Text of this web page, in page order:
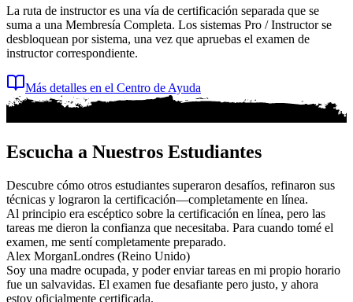
La ruta de instructor es una vía de certificación separada que se
suma a una Membresía Completa. Los sistemas Pro / Instructor se
desbloquean por sistema, una vez que apruebas el examen de
instructor correspondiente.
Más detalles en el Centro de Ayuda
Escucha a Nuestros Estudiantes
Descubre cómo otros estudiantes superaron desafíos, refinaron sus
técnicas y lograron la certificación—completamente en línea.
Al principio era escéptico sobre la certificación en línea, pero las
tareas me dieron la confianza que necesitaba. Para cuando tomé el
examen, me sentí completamente preparado.
Alex MorganLondres (Reino Unido)
Soy una madre ocupada, y poder enviar tareas en mi propio horario
fue un salvavidas. El examen fue desafiante pero justo, y ahora
estoy oficialmente certificada.